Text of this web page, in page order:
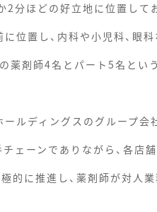
分ほどの好立地に位置して
位置し、内科や小児科、眼
薬剤師4名とパート5名とい
ルディングスのグループ会
ェーンでありながら、各店
的に推進し、薬剤師が対人